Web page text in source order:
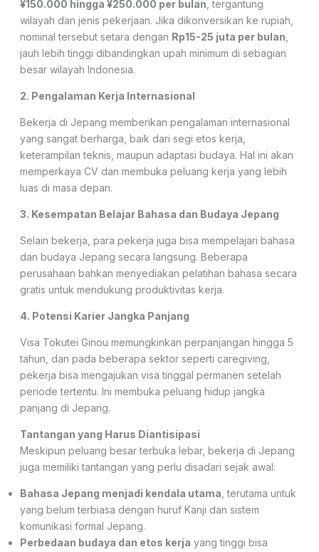
¥150.000 hingga ¥250.000 per bulan , tergantung
wilayah dan jenis pekerjaan. Jika dikonversikan ke rupiah,
nominal tersebut setara dengan Rp15-25 juta per bulan
jauh lebih tinggi dibandingkan upah minimum di sebagian
besar wilayah Indonesia.
2. Pengalaman Kerja Internasional
Bekerja di Jepang memberikan pengalaman internasional
yang sangat berharga, baik dari segi etos kerja,
keterampilan teknis, maupun adaptasi budaya. Hal ini akan
memperkaya CV dan membuka peluang kerja yang lebih
luas di masa depan.
3. Kesempatan Belajar Bahasa dan Budaya Jepang
Selain bekerja, para pekerja juga bisa mempelajari bahasa
dan budaya Jepang secara langsung. Beberapa
perusahaan bahkan menyediakan pelatihan bahasa secara
gratis untuk mendukung produktivitas kerja.
4. Potensi Karier Jangka Panjang
Visa Tokutei Ginou memungkinkan perpanjangan hingga 5
tahun, dan pada beberapa sektor seperti caregiving,
pekerja bisa mengajukan visa tinggal permanen setelah
periode tertentu. Ini membuka peluang hidup jangka
panjang di Jepang.
Tantangan yang Harus Diantisipasi
Meskipun peluang besar terbuka lebar, bekerja di Jepang
juga memiliki tantangan yang perlu disadari sejak awal:
Bahasa Jepang menjadi kendala utama , terutama untuk
yang belum terbiasa dengan huruf Kanji dan sistem
komunikasi formal Jepang.
Perbedaan budaya dan etos kerja yang tinggi bisa